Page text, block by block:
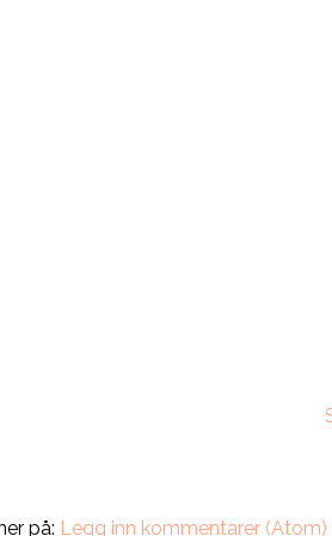
på: Legg inn kommentarer (Atom)